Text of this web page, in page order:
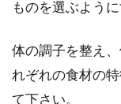
ものを選ぶよう
体の調子を整え
れぞれの食材の
て下さい。